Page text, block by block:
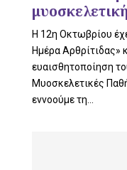
Η 12η Οκτωβρίου
Ημέρα Αρθρίτιδας»
ευαισθητοποίηση
Μυοσκελετικές
εννοούμε τη...